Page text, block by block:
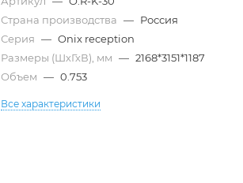
Страна производства — Россия
Серия — Onix reception
Размеры (ШхГхВ), мм — 2168*3151*1187
Объем — 0.753
Все характеристики